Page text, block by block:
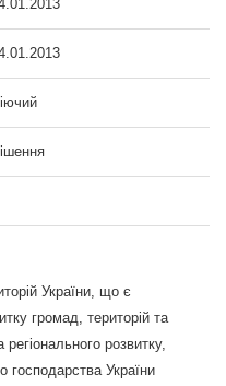
України, що є
громад, територій та
розвитку,
господарства України